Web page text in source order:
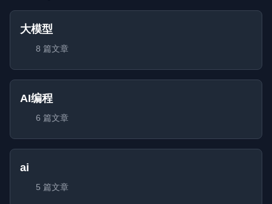
大模型
8 篇文章
AI编程
6 篇文章
ai
5 篇文章